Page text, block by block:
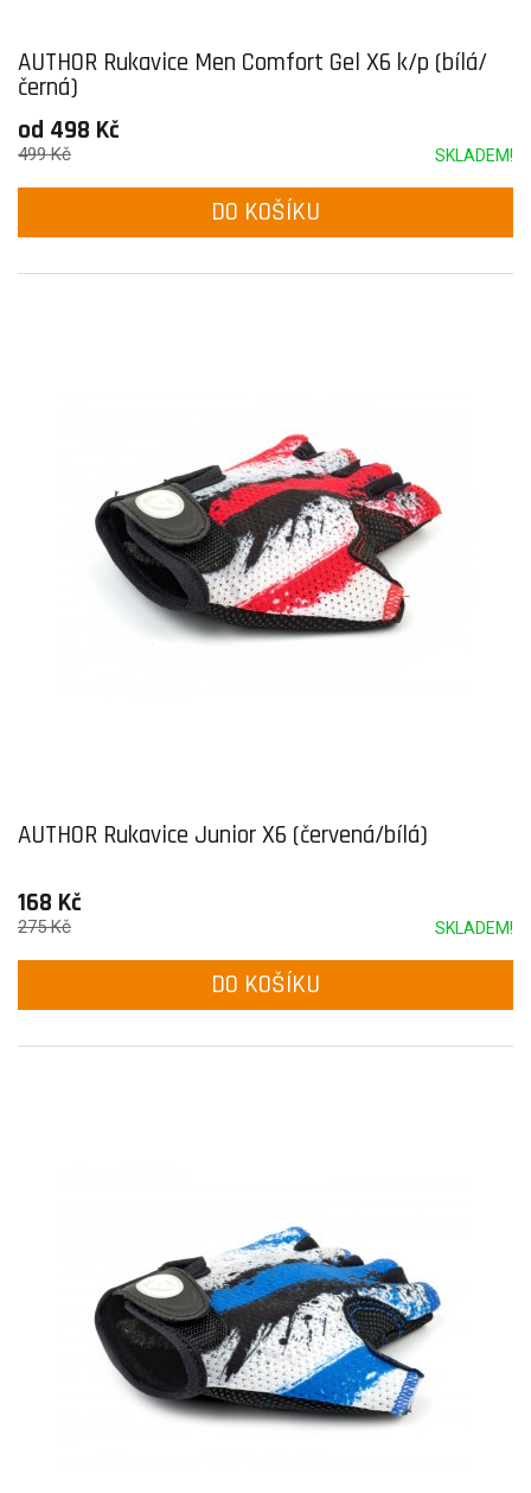
AUTHOR Rukavice Men Comfort Gel X6 k/p (bílá/
černá)
od 498 Kč
SKLADEM!
499 Kč
DO KOŠÍKU
AUTHOR Rukavice Junior X6 (červená/bílá)
168 Kč
SKLADEM!
275 Kč
DO KOŠÍKU